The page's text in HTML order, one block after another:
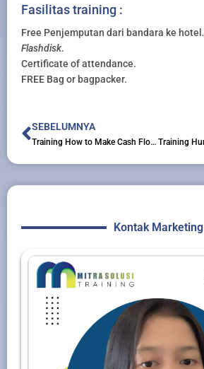
Fasilitas training :
Free Penjemputan dari bandara ke hotel
Flashdisk.
Certificate of attendance.
FREE Bag or bagpacker.
Prev
SEBELUMNYA
Training How to Make Cash Flow Forecasting
Kontak Marketing